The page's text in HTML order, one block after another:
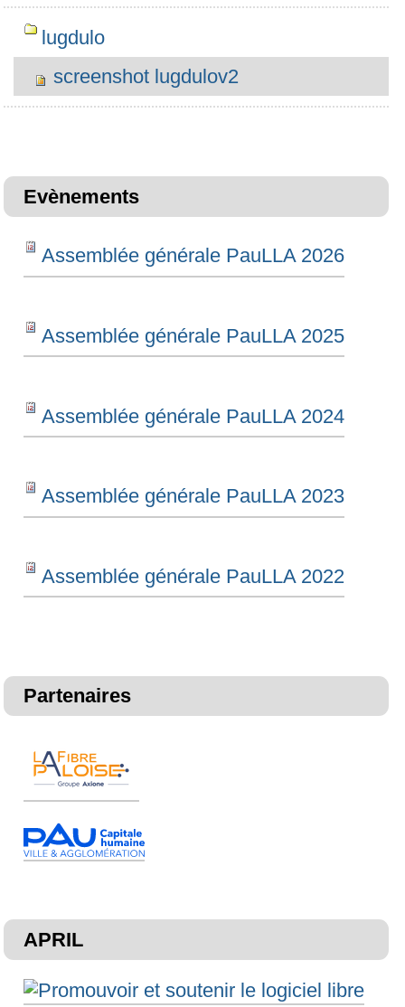
lugdulo
screenshot lugdulov2
Evènements
Assemblée générale PauLLA 2026
Assemblée générale PauLLA 2025
Assemblée générale PauLLA 2024
Assemblée générale PauLLA 2023
Assemblée générale PauLLA 2022
Partenaires
APRIL